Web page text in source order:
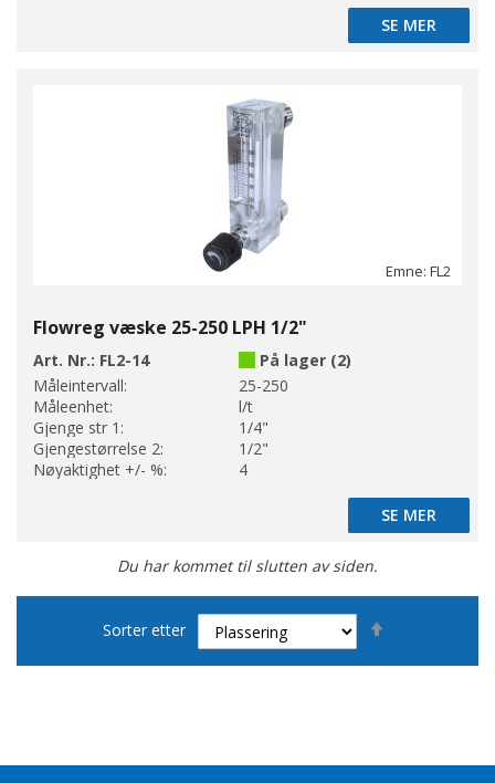
SE MER
SE MER
Emne: FL2
Flowreg væske 25-250 LPH 1/2"
Art. Nr.: FL2-14
På lager (2)
Måleintervall:
25-250
Måleenhet:
l/t
Gjenge str 1:
1/4"
Gjengestørrelse 2:
1/2"
Nøyaktighet +/- %:
4
SE MER
SE MER
Du har kommet til slutten av siden.
Sorter etter